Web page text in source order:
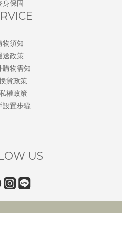
身保固
物須知
送政策
購物需知
貨政策
權政策
設置步驟
US